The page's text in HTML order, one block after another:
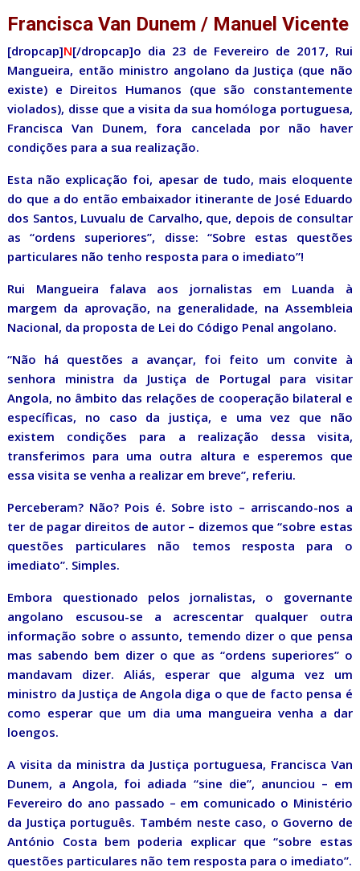
Francisca Van Dunem / Manuel Vicente
[dropcap]N[/dropcap]o dia 23 de Fevereiro de 2017, Rui
Mangueira, então ministro angolano da Justiça (que não
existe) e Direitos Humanos (que são constantemente
violados), disse que a visita da sua homóloga portuguesa,
Francisca Van Dunem, fora cancelada por não haver
condições para a sua realização.
Esta não explicação foi, apesar de tudo, mais eloquente
do que a do então embaixador itinerante de José Eduardo
dos Santos, Luvualu de Carvalho, que, depois de consultar
as “ordens superiores”, disse: “Sobre estas questões
particulares não tenho resposta para o imediato”!
Rui Mangueira falava aos jornalistas em Luanda à
margem da aprovação, na generalidade, na Assembleia
Nacional, da proposta de Lei do Código Penal angolano.
“Não há questões a avançar, foi feito um convite à
senhora ministra da Justiça de Portugal para visitar
Angola, no âmbito das relações de cooperação bilateral e
específicas, no caso da justiça, e uma vez que não
existem condições para a realização dessa visita,
transferimos para uma outra altura e esperemos que
essa visita se venha a realizar em breve”, referiu.
Perceberam? Não? Pois é. Sobre isto – arriscando-nos a
ter de pagar direitos de autor – dizemos que “sobre estas
questões particulares não temos resposta para o
imediato”. Simples.
Embora questionado pelos jornalistas, o governante
angolano escusou-se a acrescentar qualquer outra
informação sobre o assunto, temendo dizer o que pensa
mas sabendo bem dizer o que as “ordens superiores” o
mandavam dizer. Aliás, esperar que alguma vez um
ministro da Justiça de Angola diga o que de facto pensa é
como esperar que um dia uma mangueira venha a dar
loengos.
A visita da ministra da Justiça portuguesa, Francisca Van
Dunem, a Angola, foi adiada “sine die”, anunciou – em
Fevereiro do ano passado – em comunicado o Ministério
da Justiça português. Também neste caso, o Governo de
António Costa bem poderia explicar que “sobre estas
questões particulares não tem resposta para o imediato”.